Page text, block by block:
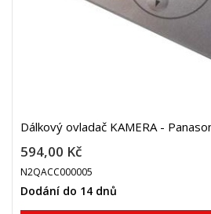
Dálkový ovladač KAMERA -
594,00 Kč
N2QACC000005
Dodání do 14 dnů